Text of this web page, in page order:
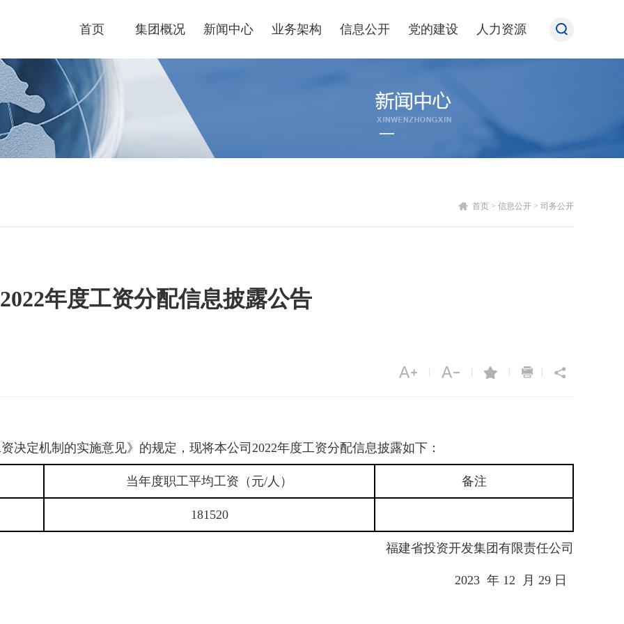
首页 集团概况 新闻中心 业务架构 信息公开 党的建设 人力资源
首页 > 信息公开 > 司务公开
2022年度工资分配信息披露公告
机制的实施意见》的规定，现将本公司2022年度工资分配信息披露如下：
当年度职工平均工资（元/人） 备注
181520
福建省投资开发集团有限责任公司
2023 年 12 月 29 日